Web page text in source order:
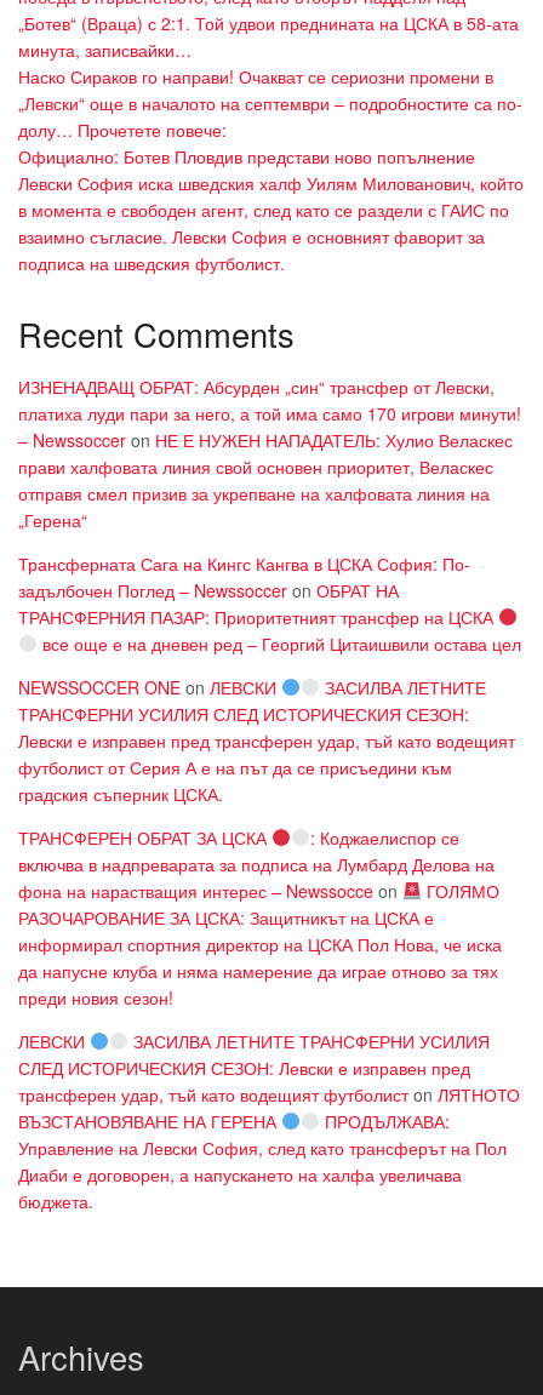
„Ботев“ (Враца) с 2:1. Той удвои преднината на ЦСКА в 58-ата
минута, записвайки…
Наско Сираков го направи! Очакват се сериозни промени в
„Левски“ още в началото на септември – подробностите са по-
долу… Прочетете повече:
Официално: Ботев Пловдив представи ново попълнение
Левски София иска шведския халф Уилям Милованович, който
в момента е свободен агент, след като се раздели с ГАИС по
взаимно съгласие. Левски София е основният фаворит за
подписа на шведския футболист.
Recent Comments
ИЗНЕНАДВАЩ ОБРАТ: Абсурден „син“ трансфер от Левски,
платиха луди пари за него, а той има само 170 игрови минути!
– Newssoccer on НЕ Е НУЖЕН НАПАДАТЕЛЬ: Хулио Веласкес
прави халфовата линия свой основен приоритет, Веласкес
отправя смел призив за укрепване на халфовата линия на
„Герена“
Трансферната Сага на Кингс Кангва в ЦСКА София: По-
задълбочен Поглед – Newssoccer on ОБРАТ НА
ТРАНСФЕРНИЯ ПАЗАР: Приоритетният трансфер на ЦСКА
все още е на дневен ред – Георгий Цитаишвили остава цел
NEWSSOCCER ONE on ЛЕВСКИ
ЗАСИЛВА ЛЕТНИТЕ
ТРАНСФЕРНИ УСИЛИЯ СЛЕД ИСТОРИЧЕСКИЯ СЕЗОН:
Левски е изправен пред трансферен удар, тъй като водещият
футболист от Серия А е на път да се присъедини към
градския съперник ЦСКА.
ТРАНСФЕРЕН ОБРАТ ЗА ЦСКА
: Коджаелиспор се
включва в надпреварата за подписа на Лумбард Делова на
фона на нарастващия интерес – Newssocce on
ГОЛЯМО
РАЗОЧАРОВАНИЕ ЗА ЦСКА: Защитникът на ЦСКА е
информирал спортния директор на ЦСКА Пол Нова, че иска
да напусне клуба и няма намерение да играе отново за тях
преди новия сезон!
ЛЕВСКИ
ЗАСИЛВА ЛЕТНИТЕ ТРАНСФЕРНИ УСИЛИЯ
СЛЕД ИСТОРИЧЕСКИЯ СЕЗОН: Левски е изправен пред
трансферен удар, тъй като водещият футболистon ЛЯТНОТО
ВЪЗСТАНОВЯВАНЕ НА ГЕРЕНА
ПРОДЪЛЖАВА:
Управление на Левски София, след като трансферът на Пол
Диаби е договорен, а напускането на халфа увеличава
бюджета.
Archives